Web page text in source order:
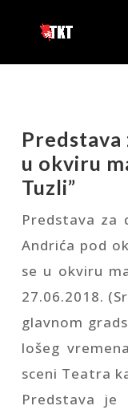
Predstava
u okviru
Tuzli”
Predstava za
Andrića pod
se u okviru
27.06.2018.
glavnom
lošeg
sceni Teatra
Predstava je